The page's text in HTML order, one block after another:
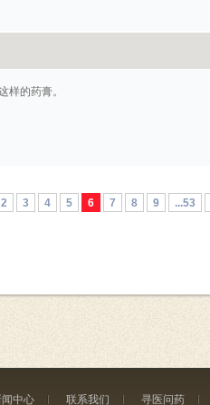
样的药膏。
2 3 4 5 6 7 8 9 ...53
闻中心 联系我们 寻医问药